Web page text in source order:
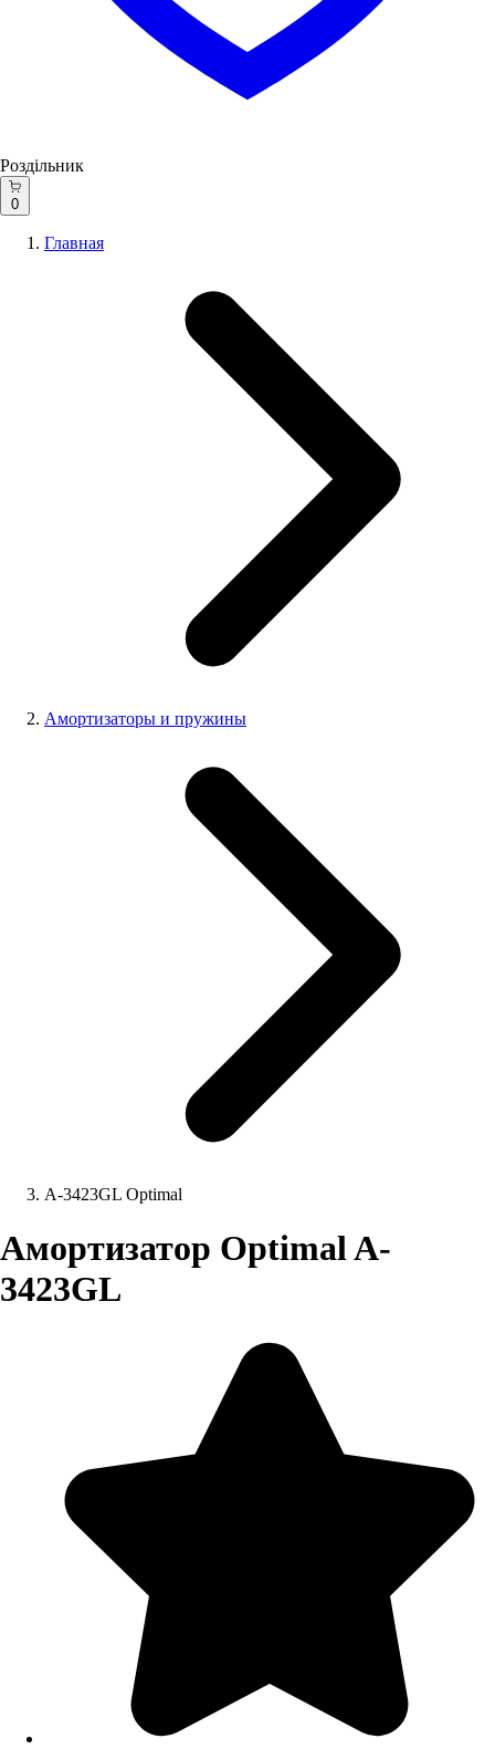
Роздільник
0
Главная
Амортизаторы и пружины
A-3423GL Optimal
Амортизатор Optimal A-
3423GL